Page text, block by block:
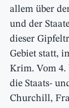
allem über
und der
dieser
Gebiet statt,
Krim. Vom 4.
die Staats-
Churchill,